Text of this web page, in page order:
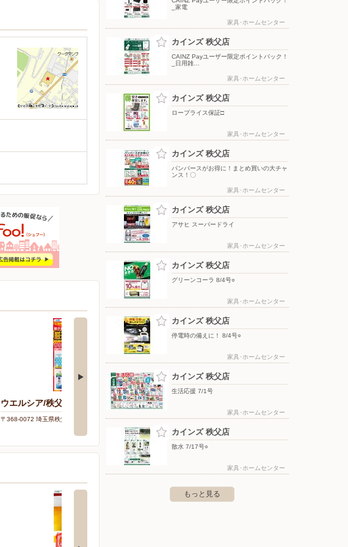
ウエルシア/秩父横瀬店
〒368-0072 埼玉県秩父郡横瀬町大字横瀬4273-1
ベイシアマート/ときがわ店
〒355-0342 埼玉県比企郡ときがわ町大字玉川4333-1
_家電
家具･ホームセンター
カインズ 秩父店
CAINZ Payユーザー限定ポイントバック！
_日用雑…
家具･ホームセンター
カインズ 秩父店
ロープライス保証□
家具･ホームセンター
カインズ 秩父店
パンパースがお得に！まとめ買いの大チャ
ンス！〇
家具･ホームセンター
カインズ 秩父店
アサヒ スーパードライ
家具･ホームセンター
カインズ 秩父店
グリーンコーラ 8/4号○
家具･ホームセンター
カインズ 秩父店
停電時の備えに！ 8/4号○
家具･ホームセンター
カインズ 秩父店
生活応援 7/1号
家具･ホームセンター
カインズ 秩父店
散水 7/17号○
家具･ホームセンター
もっと見る